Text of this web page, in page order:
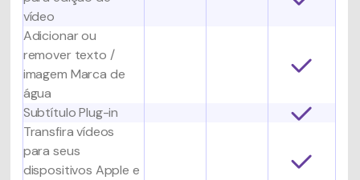
vídeo
Adicionar ou
remover texto /
imagem Marca de
água
Subtítulo Plug-in
Transfira vídeos
para seus
dispositivos Apple e